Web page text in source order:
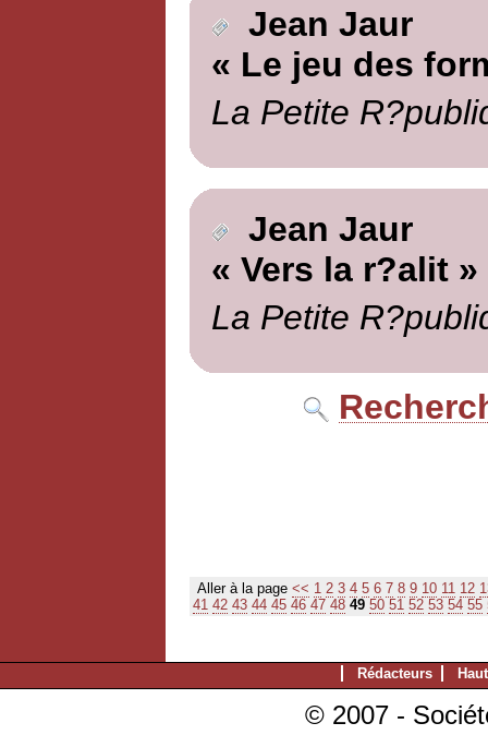
Jean Jaur
« Le jeu des
La Petite
Jean Jaur
« Vers la r?alit »
La Petite
Aller à la page << 1 2 3 4 5 6 7 8 9 10 11 12
41 42 43 44 45 46 47 48 49 50 51 52 53 54 55
Rédacteurs
© 2007 -